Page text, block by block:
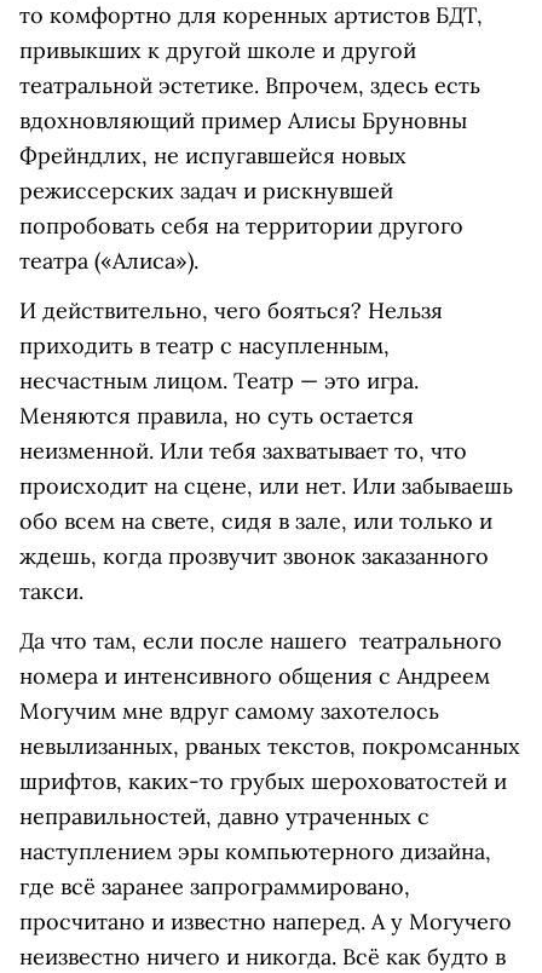
то комфортно для коренных артистов БДТ,
привыкших к другой школе и другой
театральной эстетике. Впрочем, здесь есть
вдохновляющий пример Алисы Бруновны
Фрейндлих, не испугавшейся новых
режиссерских задач и рискнувшей
попробовать себя на территории другого
театра («Алиса»).
И действительно, чего бояться? Нельзя
приходить в театр с насупленным,
несчастным лицом. Театр ­— это игра.
Меняются правила, но суть остается
неизменной. Или тебя захватывает то, что
происходит на сцене, или нет. Или забываешь
обо всем на свете, сидя в зале, или только и
ждешь, когда прозвучит звонок заказанного
такси.
Да что там, если после нашего театрального
номера и интенсивного общения с Андреем
Могучим мне вдруг самому захотелось
невылизанных, рваных текстов, покромсанных
шрифтов, каких-то грубых шероховатостей и
неправильностей, давно утраченных с
наступлением эры компьютерного дизайна,
где всё заранее запрограммировано,
просчитано и известно наперед. А у Могучего
неизвестно ничего и никогда. Всё как будто в